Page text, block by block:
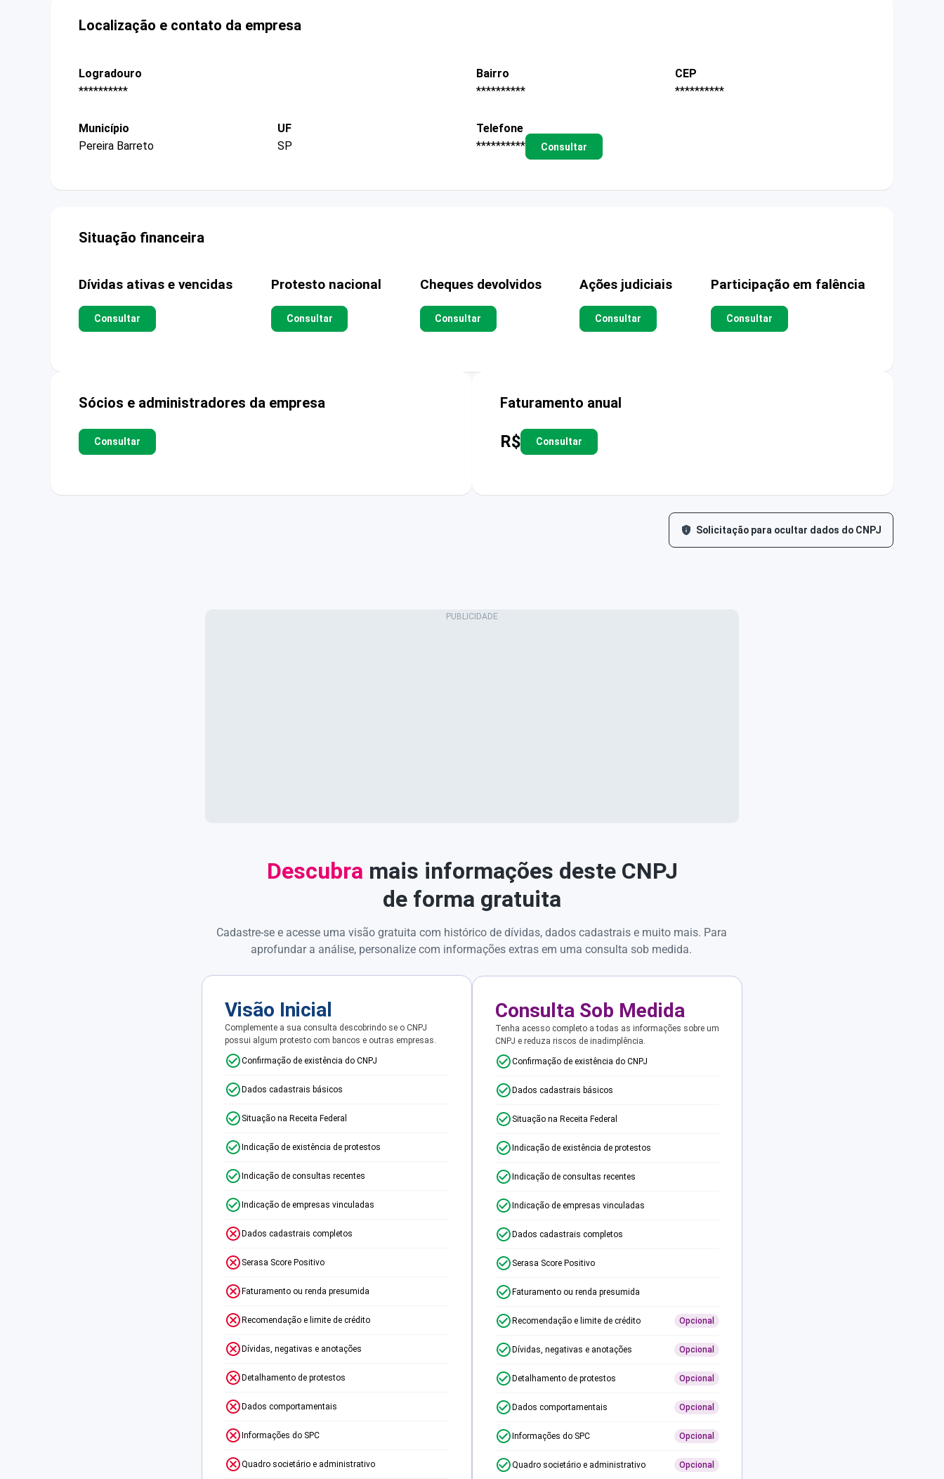
Localização e contato da empresa
Logradouro
**********
Bairro
**********
CEP
**********
Município
Pereira Barreto
UF
SP
Telefone
**********
Consultar
Situação financeira
Dívidas ativas e vencidas
Consultar
Protesto nacional
Consultar
Cheques devolvidos
Consultar
Ações judiciais
Consultar
Participação em falência
Consultar
Sócios e administradores da empresa
Consultar
Faturamento anual
R$ Consultar
Solicitação para ocultar dados do CNPJ
Descubra mais informações deste CNPJ
de forma gratuita
Cadastre-se e acesse uma visão gratuita com histórico de dívidas, dados cadastrais e muito mais. Para
aprofundar a análise, personalize com informações extras em uma consulta sob medida.
Visão Inicial
Complemente a sua consulta descobrindo se o CNPJ
possui algum protesto com bancos e outras empresas.
Confirmação de existência do CNPJ
Dados cadastrais básicos
Situação na Receita Federal
Indicação de existência de protestos
Indicação de consultas recentes
Indicação de empresas vinculadas
Dados cadastrais completos
Serasa Score Positivo
Faturamento ou renda presumida
Recomendação e limite de crédito
Dívidas, negativas e anotações
Detalhamento de protestos
Dados comportamentais
Informações do SPC
Quadro societário e administrativo
Consulta Sob Medida
Tenha acesso completo a todas as informações sobre um
CNPJ e reduza riscos de inadimplência.
Confirmação de existência do CNPJ
Dados cadastrais básicos
Situação na Receita Federal
Indicação de existência de protestos
Indicação de consultas recentes
Indicação de empresas vinculadas
Dados cadastrais completos
Serasa Score Positivo
Faturamento ou renda presumida
Recomendação e limite de crédito Opcional
Dívidas, negativas e anotações Opcional
Detalhamento de protestos Opcional
Dados comportamentais Opcional
Informações do SPC Opcional
Quadro societário e administrativo Opcional